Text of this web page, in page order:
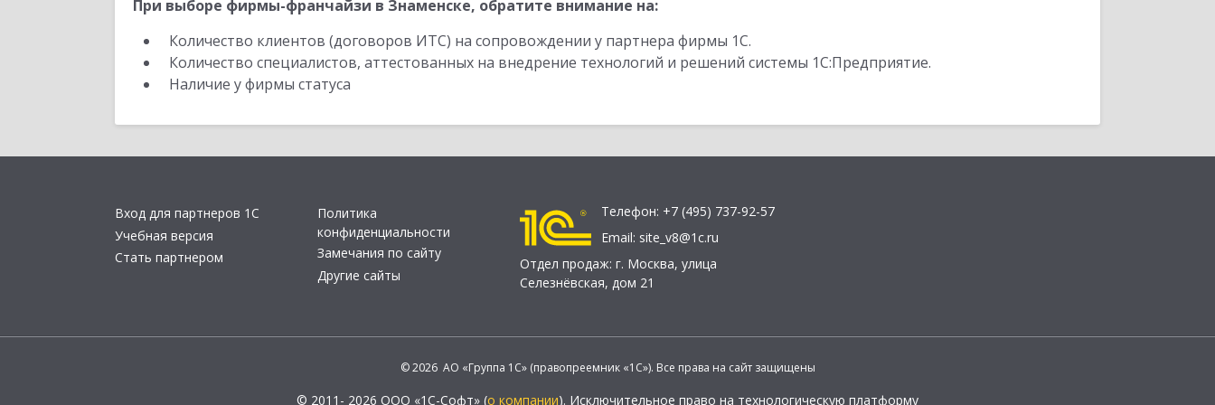
При выборе фирмы-франчайзи в Знаменске, обратите внимание на:
Количество клиентов (договоров ИТС) на сопровождении у партнера фирмы 1С.
Количество специалистов, аттестованных на внедрение технологий и решений системы 1С:Предприятие.
Наличие у фирмы статуса
Вход для партнеров 1С
Учебная версия
Стать партнером
Политика
конфиденциальности
Замечания по сайту
Другие сайты
Телефон: +7 (495) 737-92-57
Email: site_v8@1c.ru
Отдел продаж: г. Москва, улица
Селезнёвская, дом 21
© 2026 АО «Группа 1С» (правопреемник «1С»). Все права на сайт защищены
© 2011- 2026 ООО «1С-Софт» (о компании). Исключительное право на технологическую платформу